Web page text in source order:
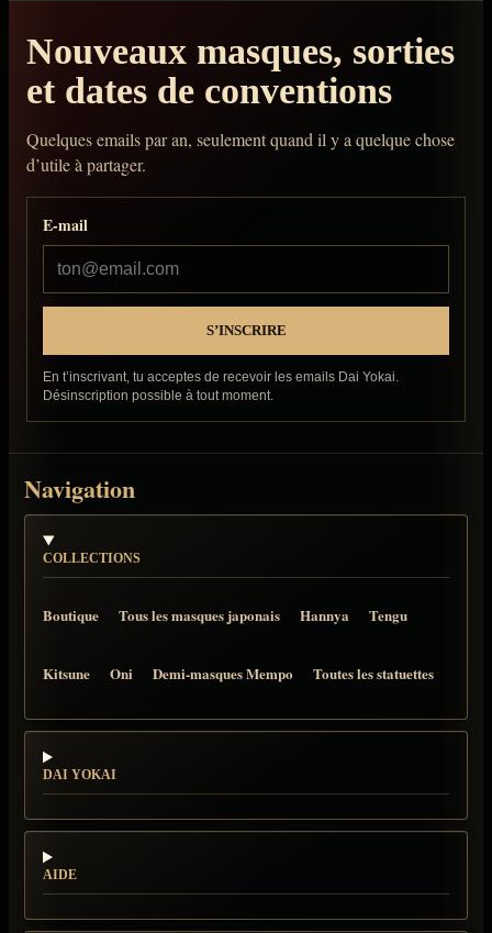
Nouveaux masques, sorties
et dates de conventions
Quelques emails par an, seulement quand il y a quelque chose
d’utile à partager.
E-mail
En t’inscrivant, tu acceptes de recevoir les emails Dai Yokai.
Désinscription possible à tout moment.
Navigation
COLLECTIONS
Boutique Tous les masques japonais Hannya Tengu
Kitsune Oni Demi-masques Mempo Toutes les statuettes
DAI YOKAI
AIDE